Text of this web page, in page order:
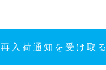
再入荷通知を受け取る